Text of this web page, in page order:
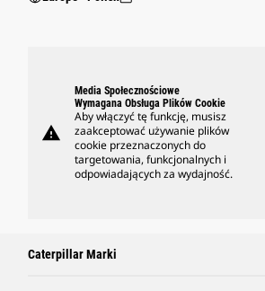
warning
Media Społecznościowe
Wymagana Obsługa Plików Cookie
Aby włączyć tę funkcję, musisz
zaakceptować używanie plików
cookie przeznaczonych do
targetowania, funkcjonalnych i
odpowiadających za wydajność.
Caterpillar Marki